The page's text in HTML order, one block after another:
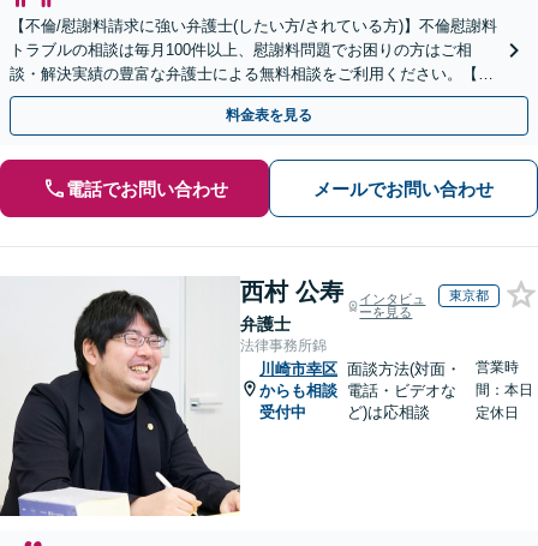
【不倫/慰謝料請求に強い弁護士(したい方/されている方)】不倫慰謝料
トラブルの相談は毎月100件以上、慰謝料問題でお困りの方はご相
談・解決実績の豊富な弁護士による無料相談をご利用ください。【不
倫相談は初回0円】【全国対応】
料金表を見る
電話でお問い合わせ メールでお問い合わせ
西村 公寿
弁護士
インタビュ
ーを見る
東京都
法律事務所錦
川崎市幸区
からも相談
受付中
面談方法(対面・
電話・ビデオな
ど)は応相談
営業時
間：本日
定休日